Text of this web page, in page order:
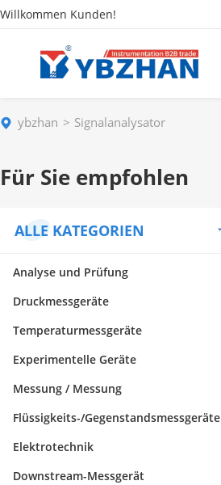
Willkommen Kunden!
ybzhan Signalanalysator
Für Sie empfohlen
ALLE KATEGORIEN
Analyse und Prüfung
Druckmessgeräte
Temperaturmessgeräte
Experimentelle Geräte
Messung / Messung
Flüssigkeits-/Gegenstandsmessgeräte
Elektrotechnik
Downstream-Messgerät